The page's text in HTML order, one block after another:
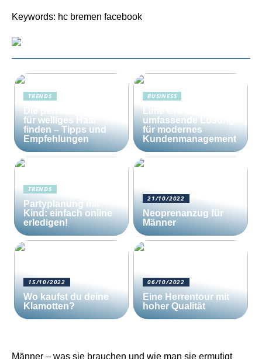
Keywords: hc bremen facebook
TRENDS
Die perfekte Bürste
für welliges Haar
finden – Tipps und
Empfehlungen
BUSINESS
Lime CRM: Die
umfassende Lösung
für modernes
Kundenmanagement
TRENDS
Partyplanung mit
Kind: einfach online
erledigen!
21/10/2022
Neoprenanzug für
Männer
15/10/2022
Wo kaufst du deine
Klamotten?
06/10/2022
Eine Herrentour mit
hoher Qualität
Männer – was sie brauchen und wie man sie ermutigt